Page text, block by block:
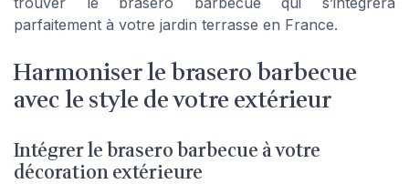
parfaitement à votre jardin terrasse en France.
Harmoniser le brasero barbecue
avec le style de votre extérieur
Intégrer le brasero barbecue à votre
décoration extérieure